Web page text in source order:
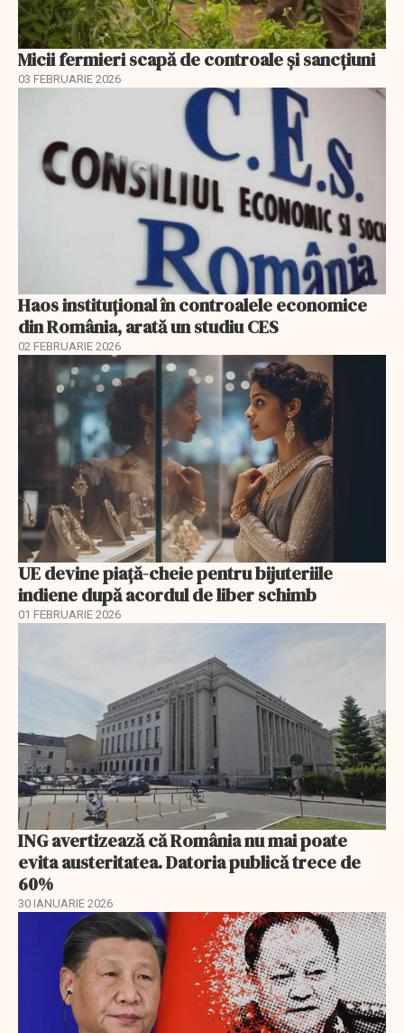
Micii fermieri scapă de controale și sancțiuni
03 FEBRUARIE 2026
Haos instituțional în controalele economice
din România, arată un studiu CES
02 FEBRUARIE 2026
UE devine piață-cheie pentru bijuteriile
indiene după acordul de liber schimb
01 FEBRUARIE 2026
ING avertizează că România nu mai poate
evita austeritatea. Datoria publică trece de
60%
30 IANUARIE 2026